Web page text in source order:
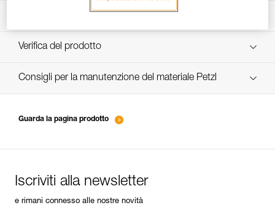
Technical Notice
verif-EPI-casques-SPORT-procedure-IT
Verifica del prodotto
verif-EPI-casque-SPORT-suivi-IT
Consigli per la manutenzione del materiale Petzl
Guarda la pagina prodotto
Iscriviti alla newsletter
e rimani connesso alle nostre novità